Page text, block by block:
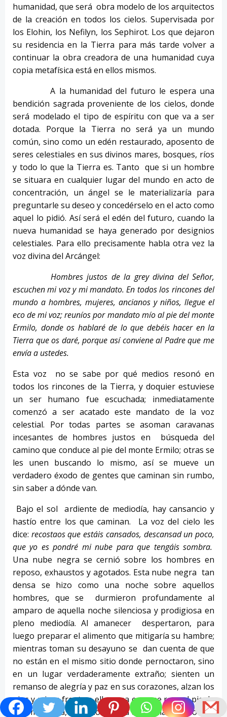
humanidad, que será obra modelo de los arquitectos
de la creación en todos los cielos. Supervisada por
los Elohin, los Nefilyn, los Sephirot. Los que dejaron
su residencia en la Tierra para más tarde volver a
continuar la obra creadora de una humanidad cuya
copia metafísica está en ellos mismos.
A la humanidad del futuro le espera una
bendición sagrada proveniente de los cielos, donde
será modelado el tipo de espíritu con que va a ser
dotada. Porque la Tierra no será ya un mundo
común, sino como un edén restaurado, aposento de
seres celestiales en sus divinos mares, bosques, ríos
y todo lo que la Tierra es. Tanto que si un hombre
se situara en cualquier lugar del mundo en acto de
concentración, un ángel se le materializaría para
preguntarle su deseo y concedérselo en el acto como
aquel lo pidió. Así será el edén del futuro, cuando la
nueva humanidad se haya generado por designios
celestiales. Para ello precisamente habla otra vez la
voz divina del Arcángel:
Hombres justos de la grey divina del Señor,
escuchen mi voz y mi mandato. En todos los rincones del
mundo a hombres, mujeres, ancianos y niños, llegue el
eco de mi voz; reuníos por mandato mío al pie del monte
Ermilo, donde os hablaré de lo que debéis hacer en la
Tierra que os daré, porque así conviene al Padre que me
envía a ustedes.
Esta voz no se sabe por qué medios resonó en
todos los rincones de la Tierra, y doquier estuviese
un ser humano fue escuchada; inmediatamente
comenzó a ser acatado este mandato de la voz
celestial. Por todas partes se asoman caravanas
incesantes de hombres justos en búsqueda del
camino que conduce al pie del monte Ermilo; otras se
les unen buscando lo mismo, así se mueve un
verdadero éxodo de gentes que caminan sin rumbo,
sin saber a dónde van.
Bajo el sol ardiente de mediodía, hay cansancio y
hastío entre los que caminan. La voz del cielo les
dice: recostaos que estáis cansados, descansad un poco,
que yo es pondré mi nube para que tengáis sombra.
Una nube negra se cernió sobre los hombres en
reposo, exhaustos y agotados. Esta nube negra tan
densa se hizo como una noche sobre aquellos
hombres, que se durmieron profundamente al
amparo de aquella noche silenciosa y prodigiosa en
pleno mediodía. Al amanecer despertaron, para
luego preparar el alimento que mitigaría su hambre;
mientras toman su desayuno se dan cuenta de que
no están en el mismo sitio donde pernoctaron, sino
en un lugar verdaderamente extraño; sienten un
remanso de alegría y paz en sus corazones, alzan los
ojos y miran frente a ellos una enorme roca al pie de
una montaña, que no estaba allí el día anterior. Se